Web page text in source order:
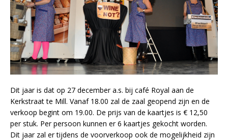
Dit jaar is dat op 27 december a.s. bij café Royal aan de
Kerkstraat te Mill. Vanaf 18.00 zal de zaal geopend zijn en de
verkoop begint om 19.00. De prijs van de kaartjes is € 12,50
per stuk. Per persoon kunnen er 6 kaartjes gekocht worden.
Dit jaar zal er tijdens de voorverkoop ook de mogelijkheid zijn